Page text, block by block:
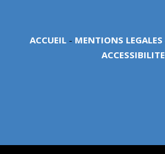
ACCUEIL- MENTIONS LEGALES
ACCESSIBILITE